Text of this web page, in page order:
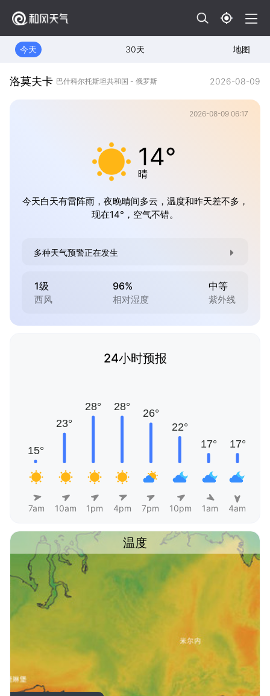
今天 30天 地图
洛莫夫卡 巴什科尔托斯坦共和国 - 俄罗斯 2026-08-09
2026-08-09 06:17
14°
晴
今天白天有雷阵雨，夜晚晴间多云，温度和昨天差不多，
现在14°，空气不错。
多种天气预警正在发生
1级
西风
96%
相对湿度
中等
紫外线
24小时预报
7am 10am 1pm 4pm 7pm 10pm 1am 4am
温度